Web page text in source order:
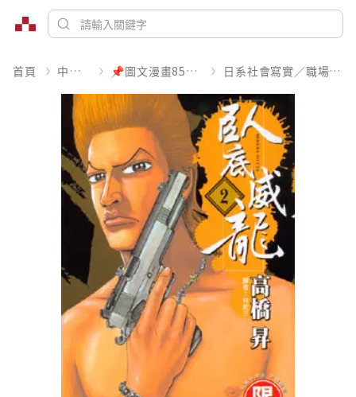
首頁 中文書 📌圖文漫畫85折起 日系社會寫實／職場職人